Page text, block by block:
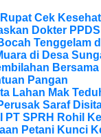
Cek
Dokter
Tenggelam
di Desa
Pangan
Lahan Mak
Saraf
PT SPRH Rohil
Petani Kunci